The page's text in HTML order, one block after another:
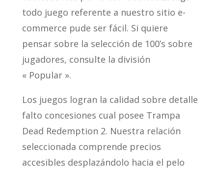
todo juego referente a nuestro sitio e-
commerce pude ser fácil. Si quiere
pensar sobre la selección de 100’s sobre
jugadores, consulte la división
« Popular ».
Los juegos logran la calidad sobre detalle
falto concesiones cual posee Trampa
Dead Redemption 2. Nuestra relación
seleccionada comprende precios
accesibles desplazándolo hacia el pelo